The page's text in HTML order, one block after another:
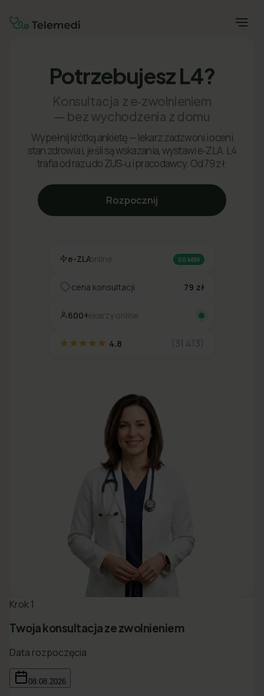
Potrzebujesz L4?
Konsultacja z e‑zwolnieniem
— bez wychodzenia z domu
Wypełnij krótką ankietę — lekarz zadzwoni i oceni
stan zdrowia i, jeśli są wskazania, wystawi e‑ZLA. L4
trafia od razu do ZUS‑u i pracodawcy. Od 79 zł.
Rozpocznij
e-ZLAonline 60 MIN
cena konsultacji 79 zł
600+lekarzy online
4.8 (31 413)